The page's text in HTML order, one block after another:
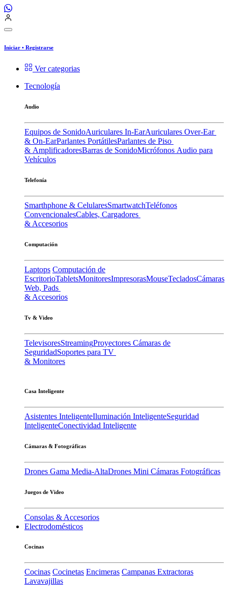
Iniciar • Registrarse
Ver categorias
Tecnología
Audio
Equipos de SonidoAuriculares In-EarAuriculares Over-Ear
& On-EarParlantes PortátilesParlantes de Piso
& AmplificadoresBarras de SonidoMicrófonos Audio para
Vehículos
Telefonía
Smarthphone & CelularesSmartwatchTeléfonos
ConvencionalesCables, Cargadores
& Accesorios
Computación
Laptops Computación de
EscritorioTabletsMonitoresImpresorasMouseTecladosCámaras
Web, Pads
& Accesorios
Tv & Video
TelevisoresStreamingProyectores Cámaras de
SeguridadSoportes para TV
& Monitores
Casa Inteligente
Asistentes InteligenteIluminación InteligenteSeguridad
InteligenteConectividad Inteligente
Cámaras & Fotográficas
Drones Gama Media-AltaDrones Mini Cámaras Fotográficas
Juegos de Video
Consolas & Accesorios
Electrodomésticos
Cocinas
Cocinas Cocinetas Encimeras Campanas Extractoras
Lavavajillas